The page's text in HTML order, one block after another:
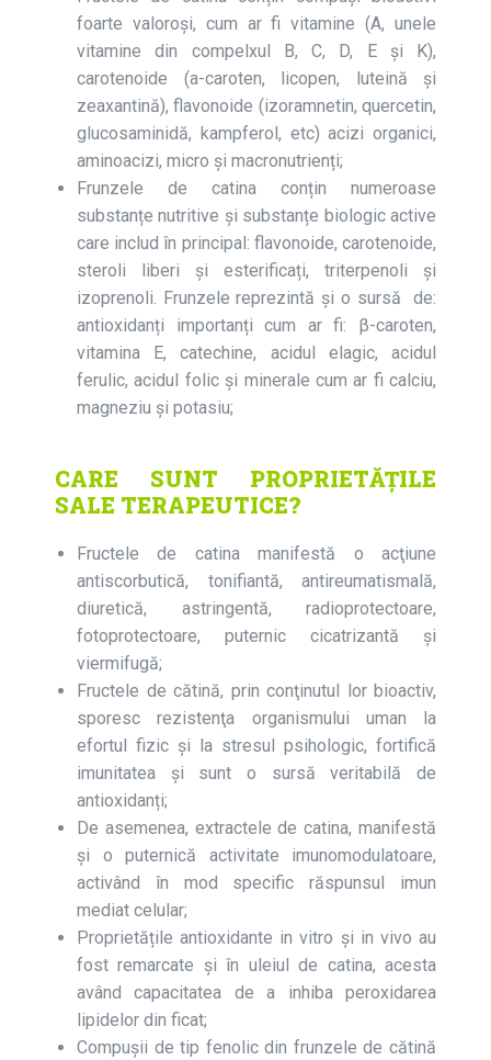
foarte valoroși, cum ar fi vitamine (A, unele
vitamine din compelxul B, C, D, E și K),
carotenoide (a-caroten, licopen, luteină și
zeaxantină), flavonoide (izoramnetin, quercetin,
glucosaminidă, kampferol, etc) acizi organici,
aminoacizi, micro și macronutrienți;
Frunzele de catina conțin numeroase
substanțe nutritive și substanțe biologic active
care includ în principal: flavonoide, carotenoide,
steroli liberi și esterificați, triterpenoli și
izoprenoli. Frunzele reprezintă și o sursă de:
antioxidanți importanți cum ar fi: β-caroten,
vitamina E, catechine, acidul elagic, acidul
ferulic, acidul folic și minerale cum ar fi calciu,
magneziu și potasiu;
CARE SUNT PROPRIETĂȚILE
SALE TERAPEUTICE?
Fructele de catina manifestă o acţiune
antiscorbutică, tonifiantă, antireumatismală,
diuretică, astringentă, radioprotectoare,
fotoprotectoare, puternic cicatrizantă și
viermifugă;
Fructele de cătină, prin conţinutul lor bioactiv,
sporesc rezistenţa organismului uman la
efortul fizic şi la stresul psihologic, fortifică
imunitatea și sunt o sursă veritabilă de
antioxidanți;
De asemenea, extractele de catina, manifestă
și o puternică activitate imunomodulatoare,
activând în mod specific răspunsul imun
mediat celular;
Proprietățile antioxidante in vitro și in vivo au
fost remarcate și în uleiul de catina, acesta
având capacitatea de a inhiba peroxidarea
lipidelor din ficat;
Compușii de tip fenolic din frunzele de cătină